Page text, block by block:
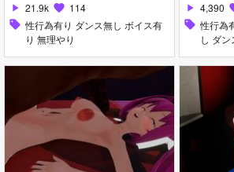
play_arrow 21.9k favorite 114
sell 性行為有り ダンス無し ボイス有
り 無理やり
play_arrow 4,390
sell 性行為有り 性行為有
し ダンス無し ボイス有り ボイス